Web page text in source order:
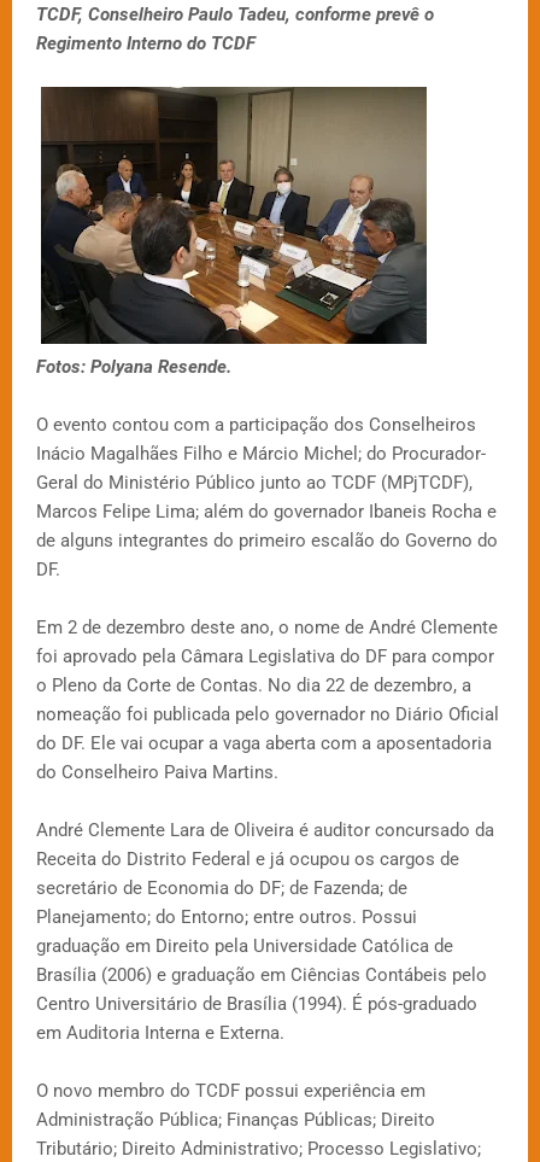
TCDF, Conselheiro Paulo Tadeu, conforme prevê o
Regimento Interno do TCDF
Fotos: Polyana Resende.
O evento contou com a participação dos Conselheiros
Inácio Magalhães Filho e Márcio Michel; do Procurador-
Geral do Ministério Público junto ao TCDF (MPjTCDF),
Marcos Felipe Lima; além do governador Ibaneis Rocha e
de alguns integrantes do primeiro escalão do Governo do
DF.
Em 2 de dezembro deste ano, o nome de André Clemente
foi aprovado pela Câmara Legislativa do DF para compor
o Pleno da Corte de Contas. No dia 22 de dezembro, a
nomeação foi publicada pelo governador no Diário Oficial
do DF. Ele vai ocupar a vaga aberta com a aposentadoria
do Conselheiro Paiva Martins.
André Clemente Lara de Oliveira é auditor concursado da
Receita do Distrito Federal e já ocupou os cargos de
secretário de Economia do DF; de Fazenda; de
Planejamento; do Entorno; entre outros. Possui
graduação em Direito pela Universidade Católica de
Brasília (2006) e graduação em Ciências Contábeis pelo
Centro Universitário de Brasília (1994). É pós-graduado
em Auditoria Interna e Externa.
O novo membro do TCDF possui experiência em
Administração Pública; Finanças Públicas; Direito
Tributário; Direito Administrativo; Processo Legislativo;